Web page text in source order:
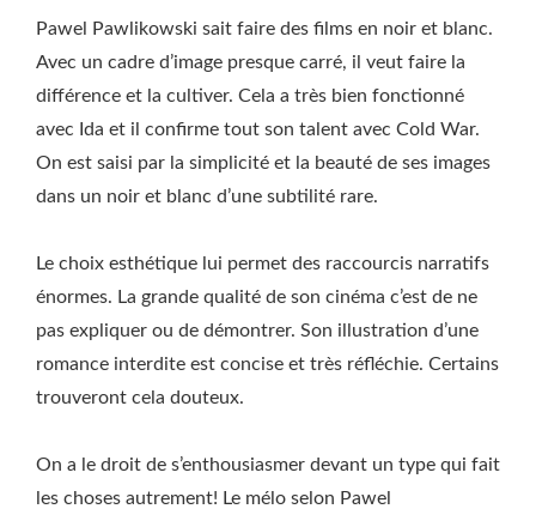
Pawel Pawlikowski sait faire des films en noir et blanc.
Avec un cadre d’image presque carré, il veut faire la
différence et la cultiver. Cela a très bien fonctionné
avec Ida et il confirme tout son talent avec Cold War.
On est saisi par la simplicité et la beauté de ses images
dans un noir et blanc d’une subtilité rare.
Le choix esthétique lui permet des raccourcis narratifs
énormes. La grande qualité de son cinéma c’est de ne
pas expliquer ou de démontrer. Son illustration d’une
romance interdite est concise et très réfléchie. Certains
trouveront cela douteux.
On a le droit de s’enthousiasmer devant un type qui fait
les choses autrement! Le mélo selon Pawel